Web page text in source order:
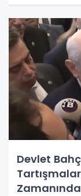
Devlet